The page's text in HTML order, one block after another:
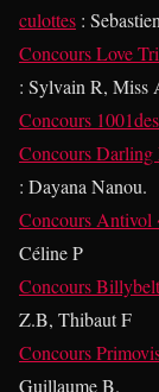
culottes :
Concours Love
: Sylvain R, Miss
Concours
Concours Darling
: Dayana Nanou.
Concours Antivol
Céline P
Concours
Z.B, Thibaut F
Concours
Guillaume B.